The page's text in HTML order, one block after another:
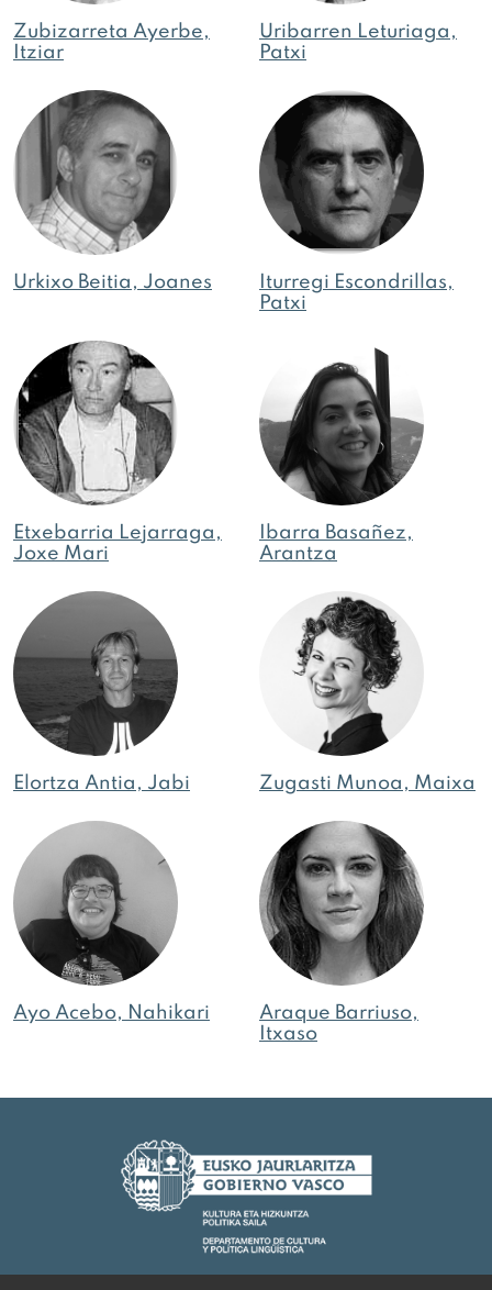
Zubizarreta Ayerbe,
Itziar
Uribarren Leturiaga,
Patxi
Urkixo Beitia, Joanes
Iturregi Escondrillas,
Patxi
Etxebarria Lejarraga,
Joxe Mari
Ibarra Basañez,
Arantza
Elortza Antia, Jabi Zugasti Munoa, Maixa
Ayo Acebo, Nahikari
Araque Barriuso,
Itxaso